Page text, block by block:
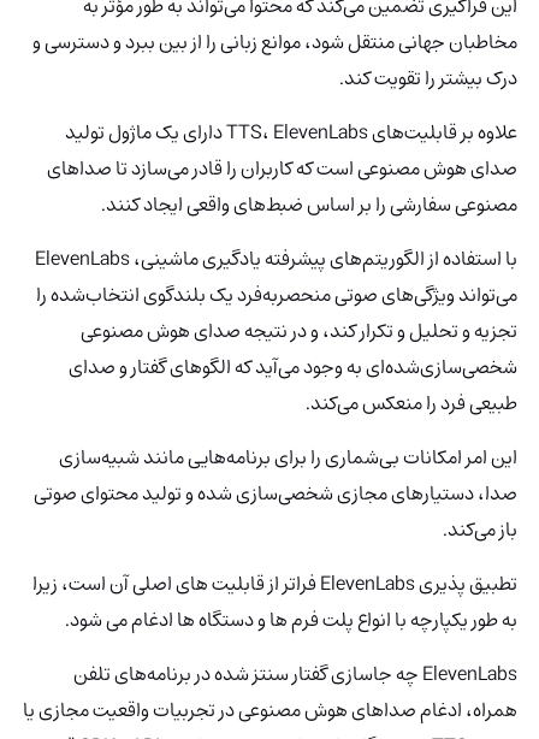
مخاطبان جهانی منتقل شود، موانع زبانی را از بین ببرد و دسترسی و
درک بیشتر را تقویت کند.
علاوه بر قابلیت‌های TTS، ElevenLabs دارای یک ماژول تولید
صدای هوش مصنوعی است که کاربران را قادر می‌سازد تا صداهای
مصنوعی سفارشی را بر اساس ضبط‌های واقعی ایجاد کنند.
با استفاده از الگوریتم‌های پیشرفته یادگیری ماشینی، ElevenLabs
می‌تواند ویژگی‌های صوتی منحصربه‌فرد یک بلندگوی انتخاب‌شده را
تجزیه و تحلیل و تکرار کند، و در نتیجه صدای هوش مصنوعی
شخصی‌سازی‌شده‌ای به وجود می‌آید که الگوهای گفتار و صدای
طبیعی فرد را منعکس می‌کند.
این امر امکانات بی‌شماری را برای برنامه‌هایی مانند شبیه‌سازی
صدا، دستیارهای مجازی شخصی‌سازی شده و تولید محتوای صوتی
باز می‌کند.
تطبیق پذیری ElevenLabs
فراتر از قابلیت های اصلی آن است، زیرا
به طور یکپارچه با انواع پلت فرم ها و دستگاه ها ادغام می شود.
ElevenLabs چه جاسازی گفتار سنتز شده در برنامه‌های تلفن
همراه، ادغام صداهای هوش مصنوعی در تجربیات واقعیت مجازی یا